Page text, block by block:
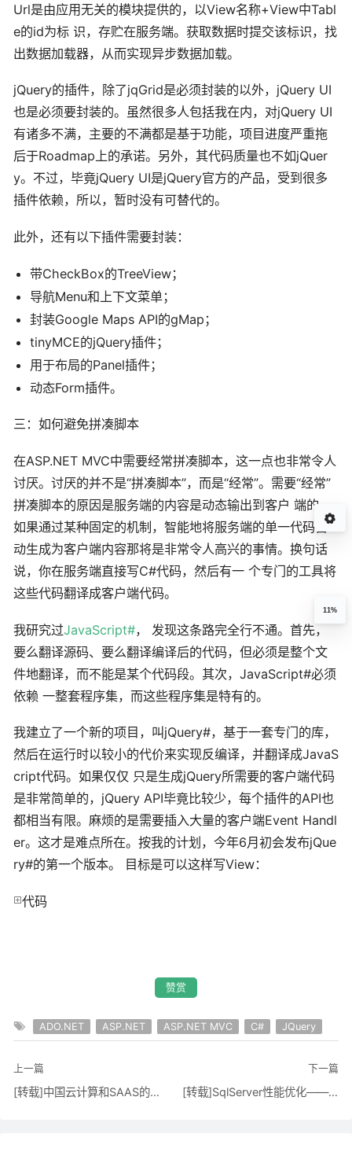
Url是由应用无关的模块提供的，以View名称+View中Tabl
e的id为标 识，存贮在服务端。获取数据时提交该标识，找
出数据加载器，从而实现异步数据加载。
jQuery的插件，除了jqGrid是必须封装的以外，jQuery UI
也是必须要封装的。虽然很多人包括我在内，对jQuery UI
有诸多不满，主要的不满都是基于功能，项目进度严重拖
后于Roadmap上的承诺。另外，其代码质量也不如jQuer
y。不过，毕竟jQuery UI是jQuery官方的产品，受到很多
插件依赖，所以，暂时没有可替代的。
此外，还有以下插件需要封装：
带CheckBox的TreeView；
导航Menu和上下文菜单；
封装Google Maps API的gMap；
tinyMCE的jQuery插件；
用于布局的Panel插件；
动态Form插件。
三：如何避免拼凑脚本
在ASP.NET MVC中需要经常拼凑脚本，这一点也非常令人
讨厌。讨厌的并不是“拼凑脚本”，而是“经常”。需要“经常”
拼凑脚本的原因是服务端的内容是动态输出到客户 端的。
如果通过某种固定的机制，智能地将服务端的单一代码自
动生成为客户端内容那将是非常令人高兴的事情。换句话
说，你在服务端直接写C#代码，然后有一 个专门的工具将
这些代码翻译成客户端代码。
我研究过JavaScript#， 发现这条路完全行不通。首先，
要么翻译源码、要么翻译编译后的代码，但必须是整个文
件地翻译，而不能是某个代码段。其次，JavaScript#必须
依赖 一整套程序集，而这些程序集是特有的。
我建立了一个新的项目，叫jQuery#，基于一套专门的库，
然后在运行时以较小的代价来实现反编译，并翻译成JavaS
cript代码。如果仅仅 只是生成jQuery所需要的客户端代码
是非常简单的，jQuery API毕竟比较少，每个插件的API也
都相当有限。麻烦的是需要插入大量的客户端Event Handl
er。这才是难点所在。按我的计划，今年6月初会发布jQue
ry#的第一个版本。 目标是可以这样写View：
代码
赞赏
ADO.NET ASP.NET ASP.NET MVC C# JQuery
上一篇
[转载]中国云计算和SAAS的理想模式诞生了！
下一篇
[转载]SqlServer性能优化——Partition(管理分区)
11%